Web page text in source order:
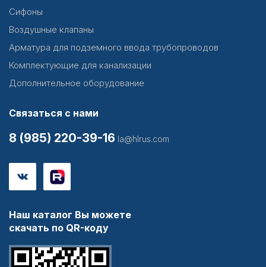
Сифоны
Воздушные клапаны
Арматура для подземного ввода трубопроводов
Комплектующие для канализации
Дополнительное оборудование
Связаться с нами
8 (985) 220-39-16 la@hlrus.com
Наш каталог Вы можете
скачать по QR-коду